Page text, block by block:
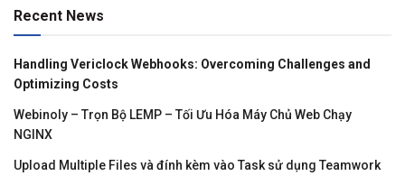
Recent News
Handling Vericlock Webhooks: Overcoming Challenges and
Optimizing Costs
Webinoly – Trọn Bộ LEMP – Tối Ưu Hóa Máy Chủ Web Chạy
NGINX
Upload Multiple Files và đính kèm vào Task sử dụng Teamwork